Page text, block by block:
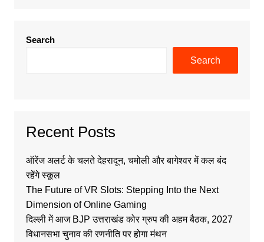
Search
Search
Recent Posts
ऑरेंज अलर्ट के चलते देहरादून, चमोली और बागेश्वर में कल बंद
रहेंगे स्कूल
The Future of VR Slots: Stepping Into the Next
Dimension of Online Gaming
दिल्ली में आज BJP उत्तराखंड कोर ग्रुप की अहम बैठक, 2027
विधानसभा चुनाव की रणनीति पर होगा मंथन